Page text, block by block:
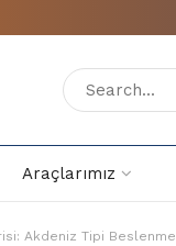
Araçlarımız
Akdeniz Tipi Beslenme